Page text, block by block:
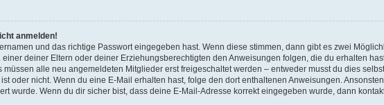
anmelden!
und das richtige Passwort eingegeben hast. Wenn diese stimmen, dann gibt es zwei
deiner Eltern oder deiner Erziehungsberechtigten den Anweisungen folgen, die du erhalten
alle neu angemeldeten Mitglieder erst freigeschaltet werden – entweder musst du dies
oder nicht. Wenn du eine E-Mail erhalten hast, folge den dort enthaltenen Anweisungen.
wurde. Wenn du dir sicher bist, dass deine E-Mail-Adresse korrekt eingegeben wurde, dann